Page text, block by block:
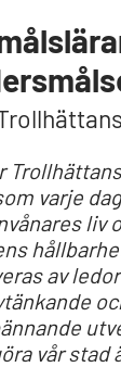
varje
liv
av
vår stad